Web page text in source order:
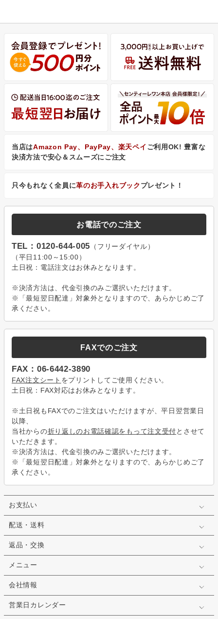
当店はAmazon Pay、PayPay、楽天ペイ ご利用OK! 豊富な
決済方法で安心＆スムーズにご注文
只今もれなく全員に革のお手入れブック プレゼント！
お電話でのご注文
TEL：0120-644-005 （フリーダイヤル）
（平日11:00～15:00）
土日祝：電話注文はお休みとなります。
※決済方法は、代金引換のみご選択いただけます。
※「最短翌日配達」対象外となりますので、あらかじめご了
承ください。
FAXでのご注文
FAX：06-6442-3890
FAX注文シート をプリントしてご使用ください。
土日祝：FAX対応はお休みとなります。
※土日祝もFAXでのご注文はいただけますが、平日翌営業日
以降、
当社からの折り返しのお電話確認をもって注文受付とさせて
いただきます。
※決済方法は、代金引換のみご選択いただけます。
※「最短翌日配達」対象外となりますので、あらかじめご了
承ください。
お支払い
配送・送料
返品・交換
メニュー
会社情報
営業日カレンダー